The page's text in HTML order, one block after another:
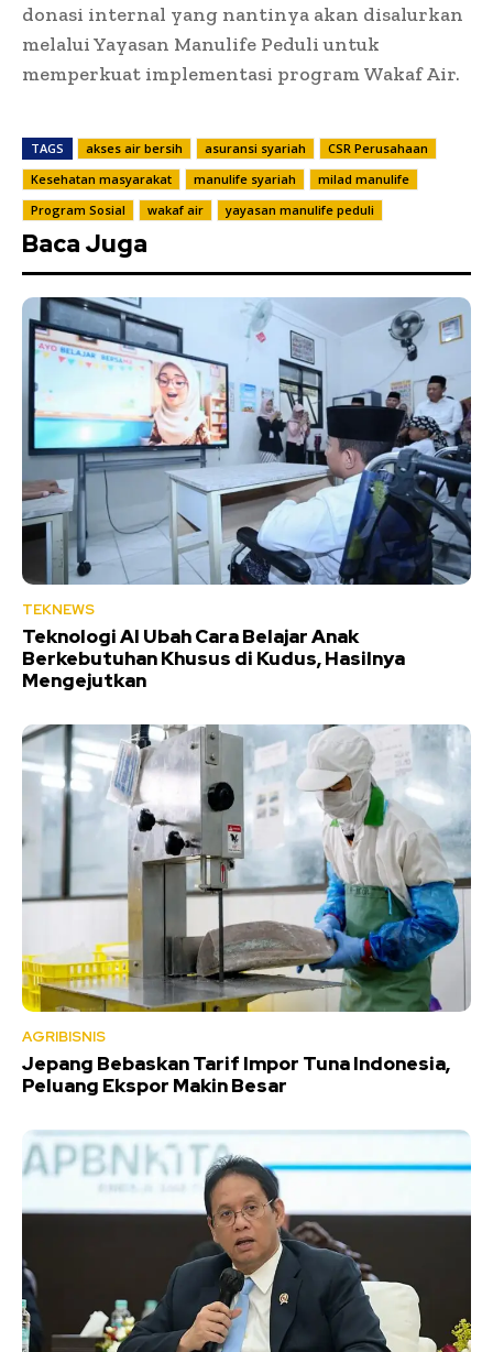
donasi internal yang nantinya akan disalurkan
melalui Yayasan Manulife Peduli untuk
memperkuat implementasi program Wakaf Air.
TAGS akses air bersih asuransi syariah
CSR Perusahaan
Kesehatan masyarakat
manulife syariah
milad manulife
Program Sosial
wakaf air yayasan manulife peduli
Baca Juga
TEKNEWS
Teknologi AI Ubah Cara Belajar Anak
Berkebutuhan Khusus di Kudus, Hasilnya
Mengejutkan
AGRIBISNIS
Jepang Bebaskan Tarif Impor Tuna Indonesia,
Peluang Ekspor Makin Besar